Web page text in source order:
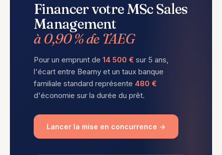
Financer votre MSc Sales
Management
à 0,90 % de TAEG
Pour un emprunt de 14 500 € sur 5 ans,
l'écart entre Bearny et un taux banque
familiale standard représente 480 €
d'économie sur la durée du prêt.
Lancer la mise en concurrence →